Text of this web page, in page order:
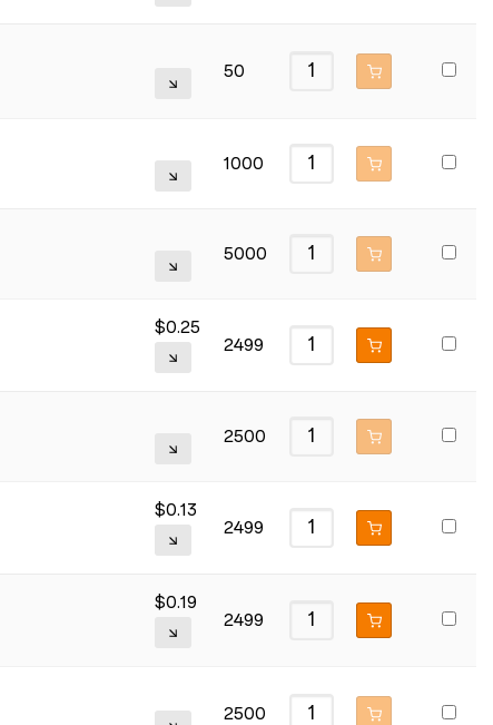
50
1000
5000
$0.25
2499
2500
$0.13
2499
$0.19
2499
2500